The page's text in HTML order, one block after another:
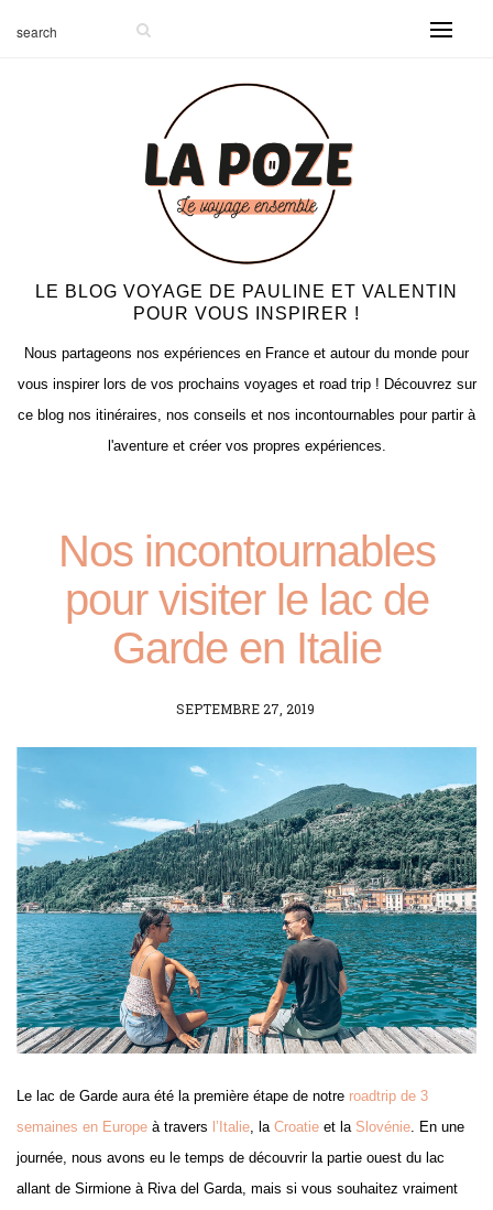
LE BLOG VOYAGE DE PAULINE ET VALENTIN
POUR VOUS INSPIRER !
Nous partageons nos expériences en France et autour du monde pour
vous inspirer lors de vos prochains voyages et road trip ! Découvrez sur
ce blog nos itinéraires, nos conseils et nos incontournables pour partir à
l'aventure et créer vos propres expériences.
Nos incontournables
pour visiter le lac de
Garde en Italie
POSTED
SEPTEMBRE 27, 2019
Le lac de Garde aura été la première étape de notre roadtrip de 3
semaines en Europe à travers l’Italie, la Croatie et la Slovénie. En une
journée, nous avons eu le temps de découvrir la partie ouest du lac
allant de Sirmione à Riva del Garda, mais si vous souhaitez vraiment